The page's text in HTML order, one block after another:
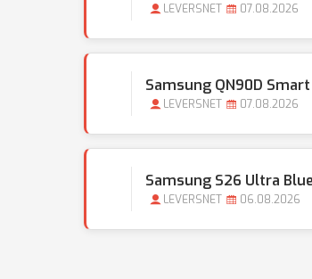
LEVERSNET 07.08.2026
Samsung QN90D
LEVERSNET 07.08.2026
Samsung S26 Ultra
LEVERSNET 06.08.2026